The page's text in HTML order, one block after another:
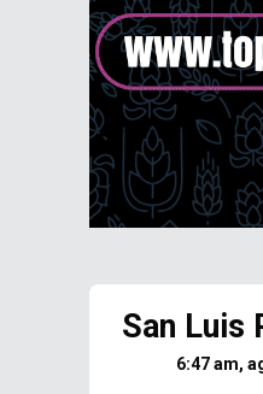
San Luis
6:47 am,